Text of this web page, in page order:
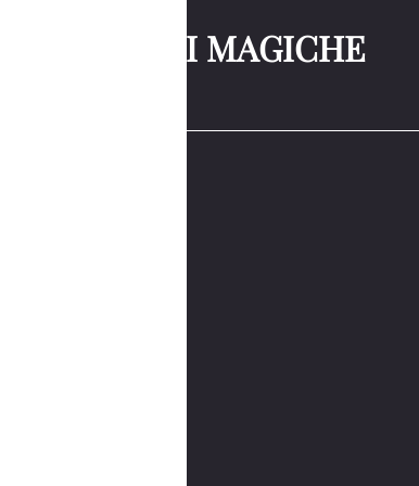
NOTTI MAGICHE